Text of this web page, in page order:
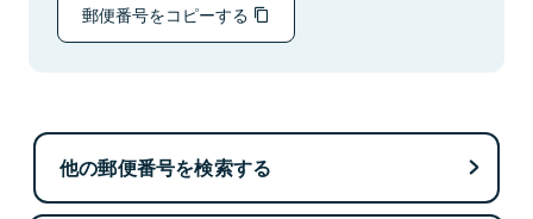
郵便番号をコピーする
他の郵便番号を検索する